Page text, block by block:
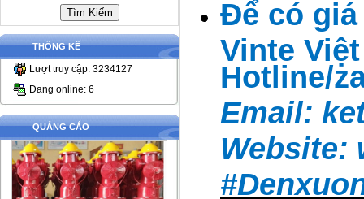
THỐNG KÊ
Lượt truy cập: 3234127
Đang online: 6
QUẢNG CÁO
Để có
Vinte
Hotline/
Email:
Website: